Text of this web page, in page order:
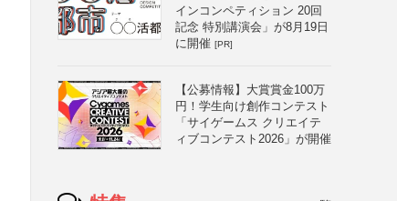
インコンペティション 20回
記念 特別講演会」が8月19日
に開催 [PR]
【公募情報】大賞賞金100万
円！学生向け創作コンテスト
「サイゲームス クリエイテ
ィブコンテスト2026」が開催